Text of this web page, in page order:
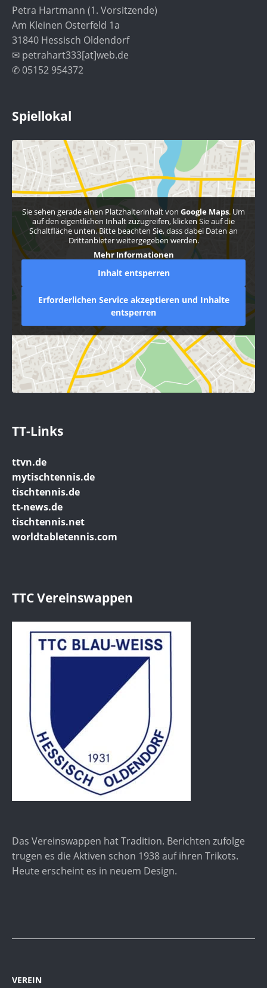
Petra Hartmann (1. Vorsitzende)
Am Kleinen Osterfeld 1a
31840 Hessisch Oldendorf
✉ petrahart333[at]web.de
✆ 05152 954372
Spiellokal
Sie sehen gerade einen Platzhalterinhalt von Google Maps. Um
auf den eigentlichen Inhalt zuzugreifen, klicken Sie auf die
Schaltfläche unten. Bitte beachten Sie, dass dabei Daten an
Drittanbieter weitergegeben werden.
Mehr Informationen
Inhalt entsperren
Erforderlichen Service akzeptieren und Inhalte
entsperren
TT-Links
ttvn.de
mytischtennis.de
tischtennis.de
tt-news.de
tischtennis.net
worldtabletennis.com
TTC Vereinswappen
Das Vereinswappen hat Tradition. Berichten zufolge
trugen es die Aktiven schon 1938 auf ihren Trikots.
Heute erscheint es in neuem Design.
VEREIN